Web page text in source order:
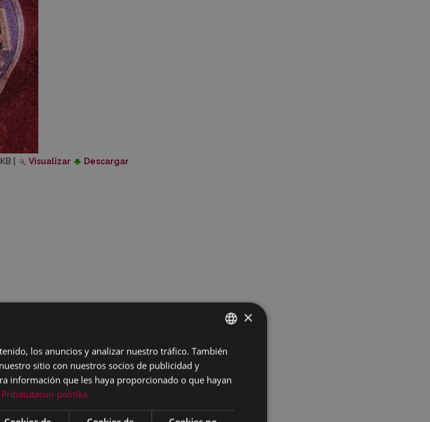
Visualizar Descargar
BASQUE
×
los anuncios y analizar nuestro tráfico. También
sitio con nuestros socios de publicidad y
información que les haya proporcionado o que hayan
Pribatutasun-politika